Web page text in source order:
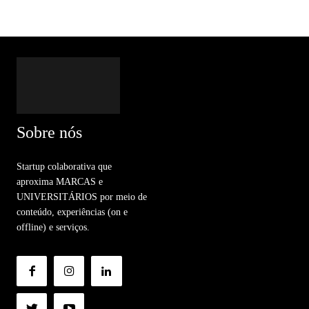
Sobre nós
Startup colaborativa que
aproxima MARCAS e
UNIVERSITÁRIOS por meio de
conteúdo, experiências (on e
offline) e serviços.